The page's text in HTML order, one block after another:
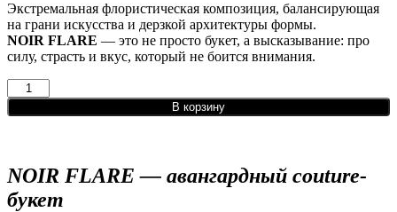
Экстремальная флористическая композиция, балансирующая
на грани искусства и дерзкой архитектуры формы.
NOIR FLARE — это не просто букет, а высказывание: про
силу, страсть и вкус, который не боится внимания.
В корзину
NOIR FLARE — авангардный couture-
букет